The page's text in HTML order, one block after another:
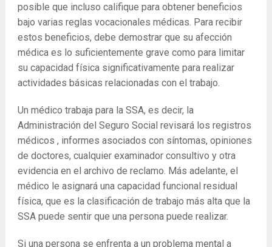
posible que incluso califique para obtener beneficios
bajo varias reglas vocacionales médicas. Para recibir
estos beneficios, debe demostrar que su afección
médica es lo suficientemente grave como para limitar
su capacidad física significativamente para realizar
actividades básicas relacionadas con el trabajo.
Un médico trabaja para la SSA, es decir, la
Administración del Seguro Social revisará los registros
médicos , informes asociados con síntomas, opiniones
de doctores, cualquier examinador consultivo y otra
evidencia en el archivo de reclamo. Más adelante, el
médico le asignará una capacidad funcional residual
física, que es la clasificación de trabajo más alta que la
SSA puede sentir que una persona puede realizar.
Si una persona se enfrenta a un problema mental a